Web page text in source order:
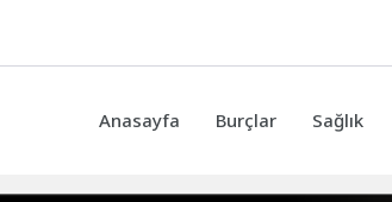
Anasayfa Burçlar Sağlık